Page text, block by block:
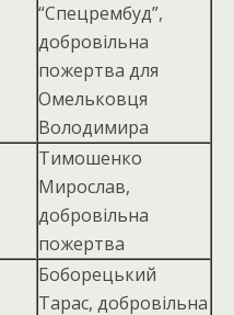
“Спецрембуд”,
добровільна
пожертва для
Омельковця
Володимира
Тимошенко
Мирослав,
добровільна
пожертва
Боборецький
Тарас, добровiльна